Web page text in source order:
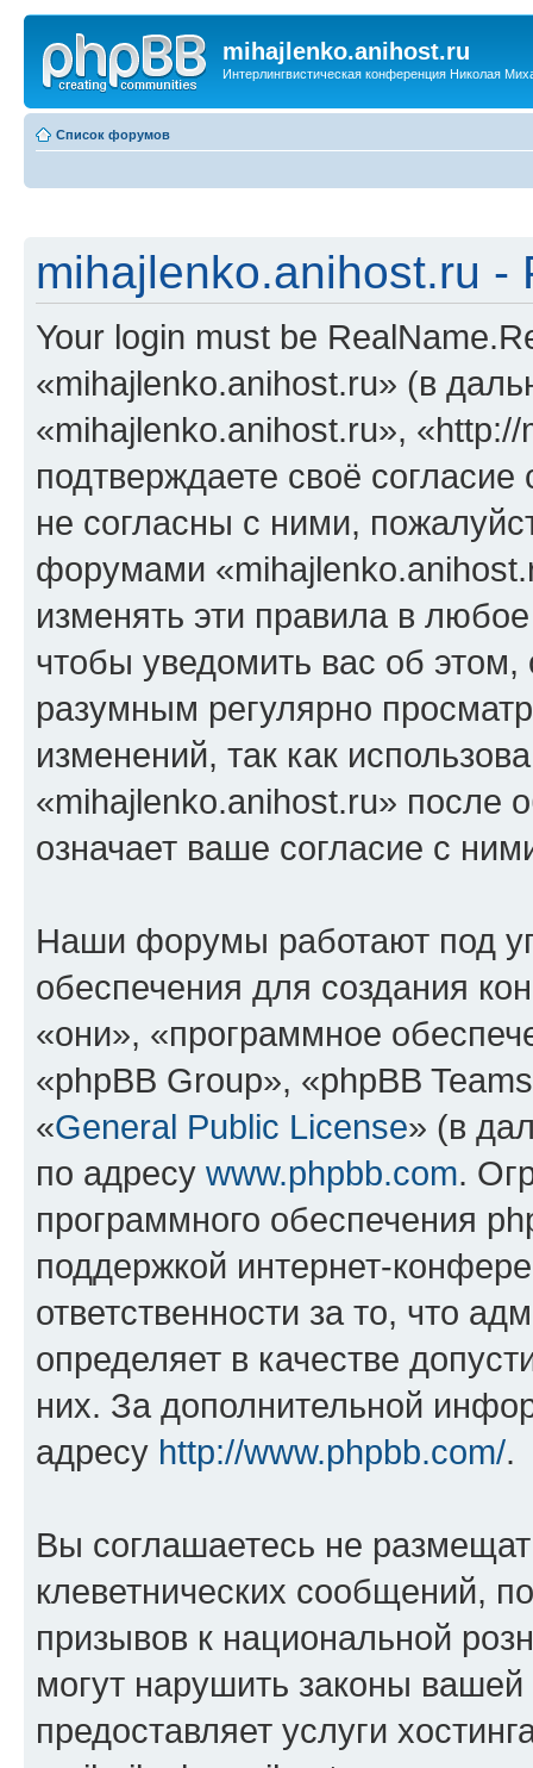
mihajlenko.anihost.ru
Интерлингвистическая конференция Николая
Список форумов
mihajlenko.anihost.ru -
Your login must be
«mihajlenko.anihost.ru» (в
«mihajlenko.anihost.ru»,
подтверждаете своё
не согласны с ними,
форумами
изменять эти правила в
чтобы уведомить вас об
разумным регулярно
изменений, так как
«mihajlenko.anihost.ru» после
означает ваше согласие с
Наши форумы работают под
обеспечения для создания
«они», «программное
«phpBB Group», «phpBB
«General Public License» (в
по адресу www.phpbb.com.
программного обеспечения
поддержкой интернет-
ответственности за то, что
определяет в качестве
них. За дополнительной
адресу http://www.phpbb.com/.
Вы соглашаетесь не
клеветнических сообщений,
призывов к национальной
могут нарушить законы
предоставляет услуги